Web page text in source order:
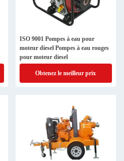
ISO 9001 Pompes à eau pour
moteur diesel Pompes à eau rouges
pour moteur diesel
Obtenez le meilleur prix